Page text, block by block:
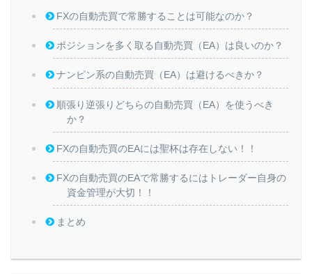
FXの自動売買で常勝することは可能なのか？
ポジションを多く取る自動売買（EA）は良いのか？
ナンピン系の自動売買（EA）は避けるべきか？
順張り逆張りどちらの自動売買（EA）を使うべき
か？
FXの自動売買のEAには聖杯は存在しない！！
FXの自動売買のEAで常勝するにはトレーダー自身の
資金管理が大切！！
まとめ